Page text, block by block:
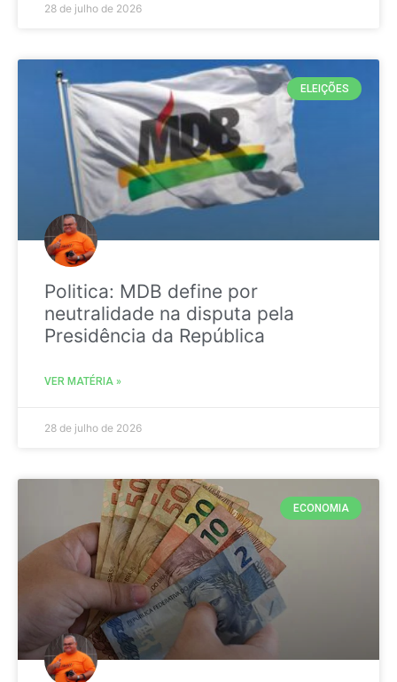
28 de julho de 2026
ELEIÇÕES
Politica: MDB define por
neutralidade na disputa pela
Presidência da República
VER MATÉRIA »
28 de julho de 2026
ECONOMIA